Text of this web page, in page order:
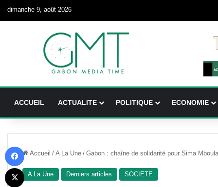
dimanche 9, août 2026
ACCUEIL ACTUALITE POLITIQUE ECONOMIE
Accueil / A La Une / Gabon : chaîne de solidarité pour Sima
A La Une Derniers articles SOCIETE
X